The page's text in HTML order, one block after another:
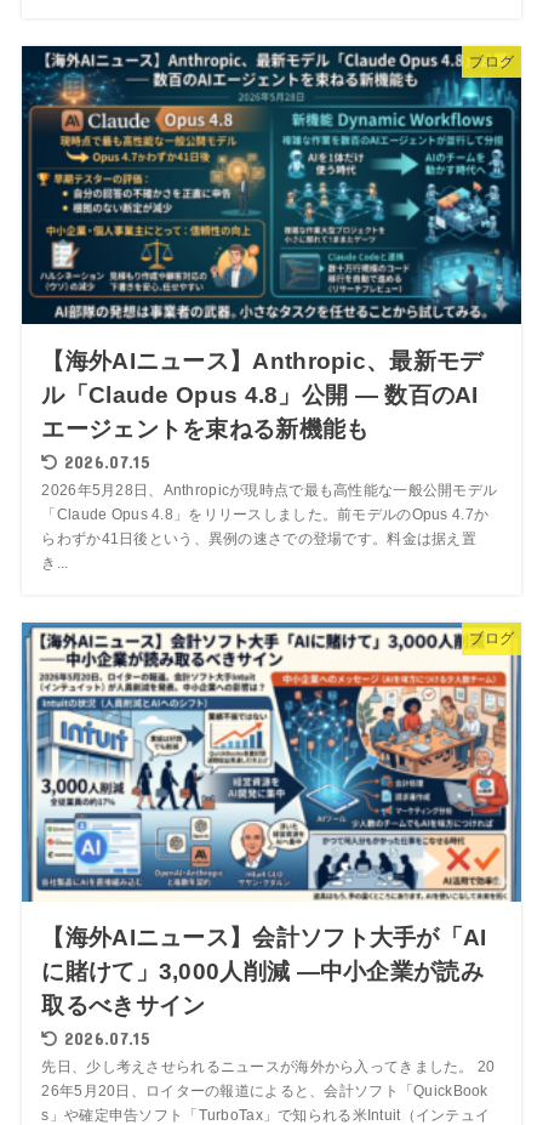
ブログ
【海外AIニュース】Anthropic、最新モデ
ル「Claude Opus 4.8」公開 ― 数百のAI
エージェントを束ねる新機能も
2026.07.15
2026年5月28日、Anthropicが現時点で最も高性能な一般公開モデル
「Claude Opus 4.8」をリリースしました。前モデルのOpus 4.7か
らわずか41日後という、異例の速さでの登場です。料金は据え置
き...
ブログ
【海外AIニュース】会計ソフト大手が「AI
に賭けて」3,000人削減 ―中小企業が読み
取るべきサイン
2026.07.15
先日、少し考えさせられるニュースが海外から入ってきました。 20
26年5月20日、ロイターの報道によると、会計ソフト「QuickBook
s」や確定申告ソフト「TurboTax」で知られる米Intuit（インテュイ